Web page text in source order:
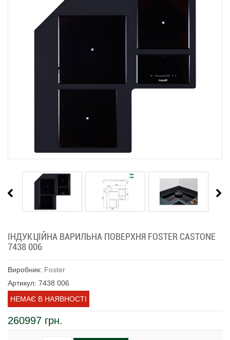
ІНДУКЦІЙНА ВАРИЛЬНА ПОВЕРХНЯ FOSTER CASTONE
7438 006
Виробник: Foster
Артикул: 7438 006
НЕМАЄ В НАЯВНОСТІ
260997 грн.